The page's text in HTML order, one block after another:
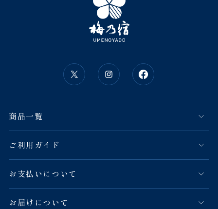
商品一覧
ご利用ガイド
お支払いについて
お届けについて